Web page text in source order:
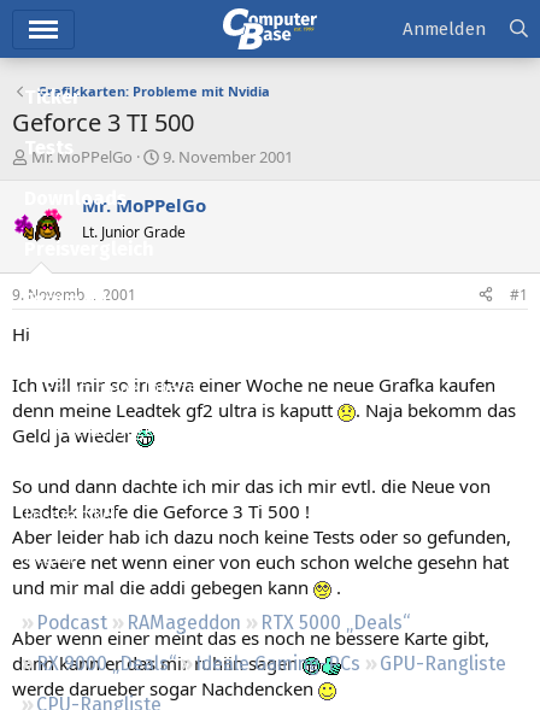
Ticker
Tests
Downloads
Preisvergleich
Forum
Aktuelles
Empfohlene Inhalte
Neue Beiträge
Leserartikel
Regeln
Podcast RAMageddon
RTX 5000 „Deals“
RX 9000 „Deals“
Ideale Gaming-PCs
GPU-Rangliste
CPU-Rangliste
Anmelden
Grafikkarten: Probleme mit Nvidia
Geforce 3 TI 500
E
t
e
l
e
Mr. MoPPelGo
E
s
e
t
9. November 2001
Mr. MoPPelGo
Lt. Junior Grade
9. November 2001 #1
Hi
Ich will mir so in etwa einer Woche ne neue Grafka kaufen
denn meine Leadtek gf2 ultra is kaputt
. Naja bekomm das
Geld ja wieder
So und dann dachte ich mir das ich mir evtl. die Neue von
Leadtek kaufe die Geforce 3 Ti 500 !
Aber leider hab ich dazu noch keine Tests oder so gefunden,
es waere net wenn einer von euch schon welche gesehn hat
und mir mal die addi gebegen kann
.
Aber wenn einer meint das es noch ne bessere Karte gibt,
dann kann er das mir ruhiin sagen
werde darueber sogar Nachdencken